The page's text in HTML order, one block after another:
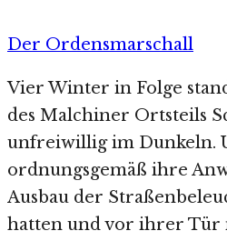
Der Ordensmarschall
Vier Winter in Folge
des Malchiner Ortsteils
unfreiwillig im Dunkeln.
ordnungsgemäß ihre
Ausbau der
hatten und vor ihrer Tür